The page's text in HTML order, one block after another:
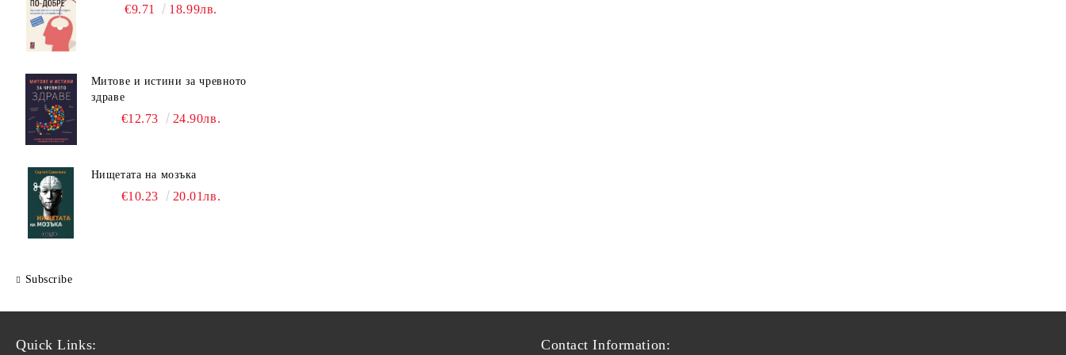
€9.71 18.99лв.
Митове и истини за чревното
здраве
€12.73 24.90лв.
Нищетата на мозъка
€10.23 20.01лв.
Subscribe
Quick Links: Contact Information: